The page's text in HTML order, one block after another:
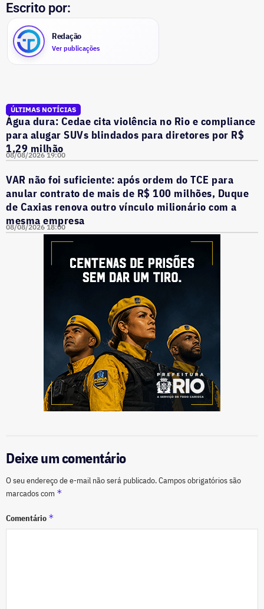
Escrito por:
Redação
Ver publicações
ÚLTIMAS NOTÍCIAS
Água dura: Cedae cita violência no Rio e compliance
para alugar SUVs blindados para diretores por R$
1,29 milhão
08/08/2026 19:00
VAR não foi suficiente: após ordem do TCE para
anular contrato de mais de R$ 100 milhões, Duque
de Caxias renova outro vínculo milionário com a
mesma empresa
08/08/2026 18:00
Deixe um comentário
O seu endereço de e-mail não será publicado.Campos obrigatórios são
marcados com *
Comentário *